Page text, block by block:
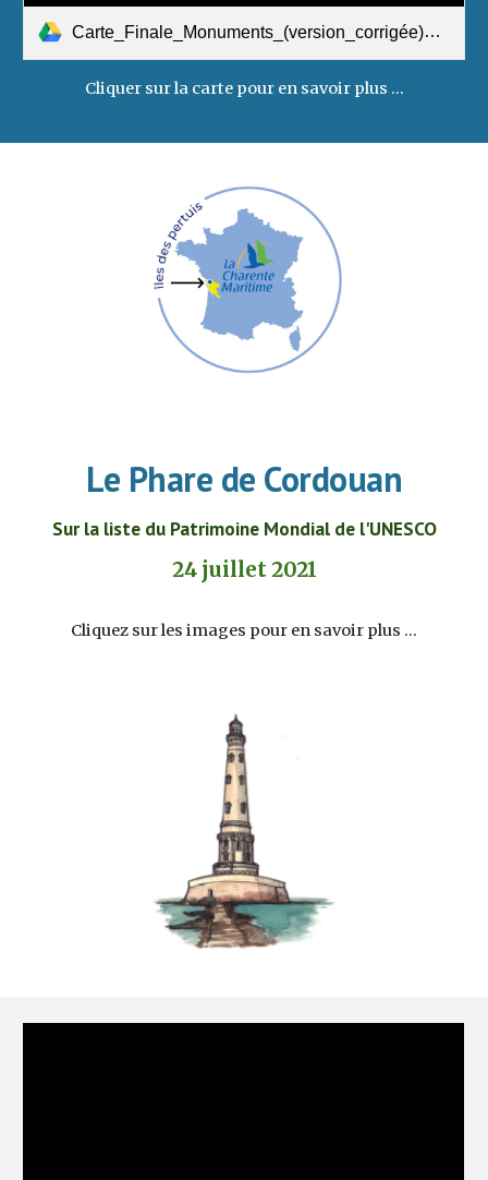
Carte_Finale_Monuments_(version_corrigée)_v2 (1).pdf
Cliquer sur la carte pour en savoir plus ...
Le Phare de Cordouan
Sur la liste du Patrimoine Mondial de l'UNESCO
24 juillet 2021
Cliquez sur les images pour en savoir plus ...